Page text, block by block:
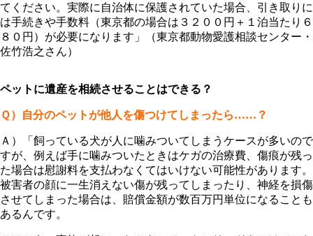
てください。実際に自治体に保護されていた場合、引き取りに
は手続きや手数料（東京都の場合は３２００円＋１泊当たり６
８０円）が必要になります」（東京都動物愛護相談センター・
佐竹浩之さん）
ペットに遺産を相続させることはできる？
Ｑ）自分のペットが他人を傷つけてしまったら……？
Ａ）「飼っている犬が人に噛みついてしまうケースが多いので
すが、例えば手に噛みついたときはケガの治療費、傷痕が残っ
た場合は慰謝料を支払わなくてはいけない可能性があります。
被害者の顔に一生消えない傷が残ってしまったり、神経を損傷
させてしまった場合は、賠償金額が数百万円単位になることも
あるんです。